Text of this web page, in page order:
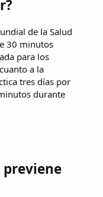
de la Salud
30 minutos
para los
a la
tres días por
durante
previene